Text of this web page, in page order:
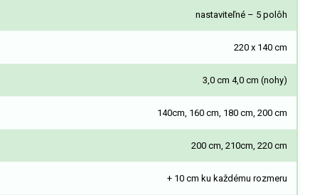
nastaviteľné – 5 polôh
220 x 140 cm
3,0 cm 4,0 cm (nohy)
140cm, 160 cm, 180 cm, 200 cm
200 cm, 210cm, 220 cm
+ 10 cm ku každému rozmeru